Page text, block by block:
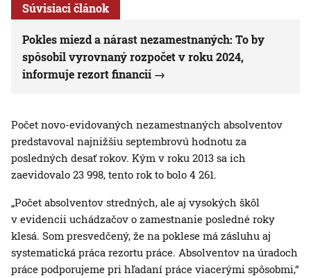
Súvisiaci článok
Pokles miezd a nárast nezamestnaných: To by
spôsobil vyrovnaný rozpočet v roku 2024,
informuje rezort financií
Počet novo-evidovaných nezamestnaných absolventov
predstavoval najnižšiu septembrovú hodnotu za
posledných desať rokov. Kým v roku 2013 sa ich
zaevidovalo 23 998, tento rok to bolo 4 261.
„Počet absolventov stredných, ale aj vysokých škôl
v evidencii uchádzačov o zamestnanie posledné roky
klesá. Som presvedčený, že na poklese má zásluhu aj
systematická práca rezortu práce. Absolventov na úradoch
práce podporujeme pri hľadaní práce viacerými spôsobmi,“